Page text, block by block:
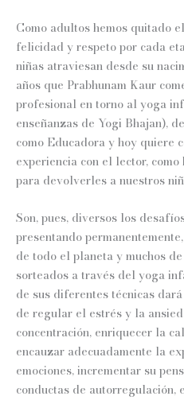
Como adultos hemos quitado
felicidad y respeto por cada
niñas atraviesan desde su
años que Prabhunam Kaur
profesional en torno al yoga
enseñanzas de Yogi Bhajan),
como Educadora y hoy quiere
experiencia con el lector,
para devolverles a nuestros
Son, pues, diversos los
presentando
de todo el planeta y muchos
sorteados a través del yoga
de sus diferentes técnicas
de regular el estrés y la
concentración, enriquecer la
encauzar adecuadamente la
emociones, incrementar su
conductas de autorregulación,